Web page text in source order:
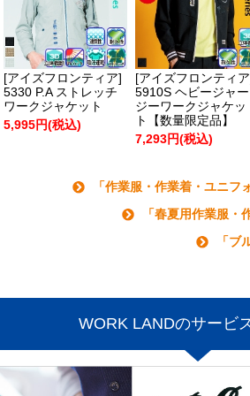
[アイズフロンティア]
5330 P.A ストレッチ
ワークジャケット
5,995円(税込)
[アイズフロンティ
5910S ヘビージャー
ジーワークジャケッ
ト【数量限定品】
7,293円(税込)
「作業服・作業着・ユニフ
「春夏用作業服・
「ブ
WORK LANDのサービ